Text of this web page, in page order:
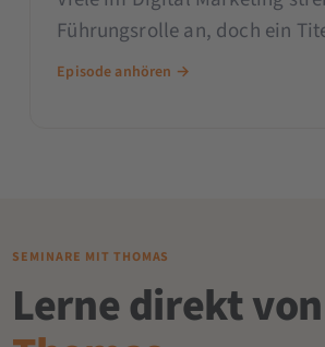
Führungsrolle an, doch ein
macht noch keine gute
Episode anhören →
SEMINARE MIT THOMAS
Lerne direkt von